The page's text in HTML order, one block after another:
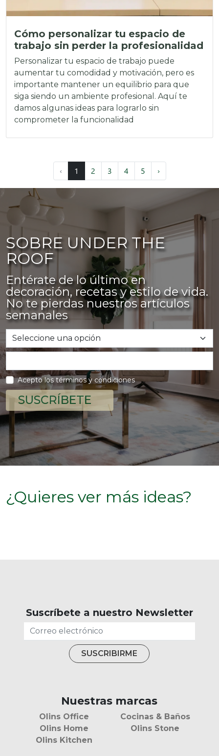
Cómo personalizar tu espacio de
trabajo sin perder la profesionalidad
Personalizar tu espacio de trabajo puede
aumentar tu comodidad y motivación, pero es
importante mantener un equilibrio para que
siga siendo un ambiente profesional. Aquí te
damos algunas ideas para lograrlo sin
comprometer la funcionalidad
‹ 1 2 3 4 5 ›
SOBRE UNDER THE
ROOF
Entérate de lo último en
decoración, recetas y estilo de vida.
No te pierdas nuestros artículos
semanales
Acepto los términos y condiciones
SUSCRÍBETE
¿Quieres ver más ideas?
Suscríbete a nuestro Newsletter
Nuestras marcas
Olins Office
Olins Home
Olins Kitchen
Cocinas & Baños
Olins Stone